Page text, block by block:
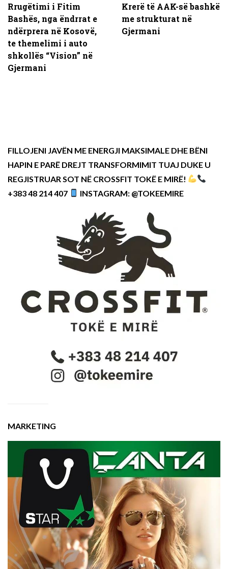
Rrugëtimi i Fitim
Bashës, nga ëndrrat e
ndërprera në Kosovë,
te themelimi i auto
shkollës “Vision” në
Gjermani
Krerë të AAK-së bashkë
me strukturat në
Gjermani
FILLOJENI JAVËN ME ENERGJI MAKSIMALE DHE BËNI
HAPIN E PARË DREJT TRANSFORMIMIT TUAJ DUKE U
REGJISTRUAR SOT NË CROSSFIT TOKË E MIRË!
+383 48 214 407
INSTAGRAM: @TOKEEMIRE
MARKETING